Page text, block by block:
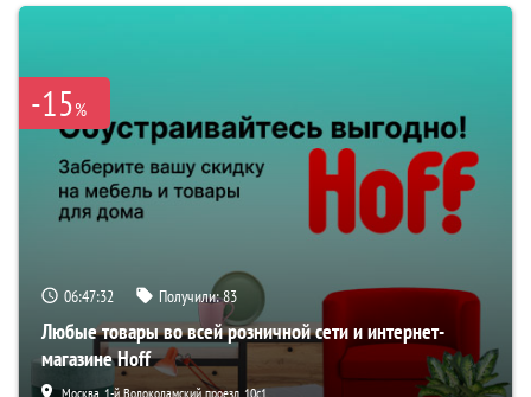
-15%
06:47:31 Получили:83
Любые товары во всей розничной сети и интернет-
магазине Hoff
Москва, 1-й Волоколамский проезд, 10с1